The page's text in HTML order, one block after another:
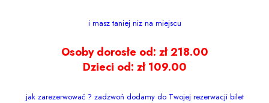
i masz taniej niz na miejscu
Osoby dorosłe od: zł 218.00
Dzieci od: zł 109.00
jak zarezerwować ? zadzwoń dodamy do Twojej rezerwacji bilet